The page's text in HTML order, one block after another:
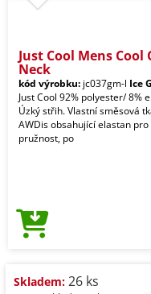
Just Cool Mens Cool
Neck
kód výrobku: jc037gm-l Ice
Just Cool 92% polyester/ 8%
Úzký střih. Vlastní směsová
AWDis obsahující elastan
pružnost, po
Skladem: 26 ks